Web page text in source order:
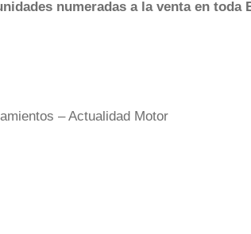
numeradas a la venta en toda
– Actualidad Motor